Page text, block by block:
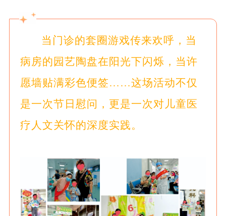
当门诊的套圈游戏传来欢呼，当
病房的园艺陶盘在阳光下闪烁，当许
愿墙贴满彩色便签……这场活动不仅
是一次节日慰问，更是一次对儿童医
疗人文关怀的深度实践。